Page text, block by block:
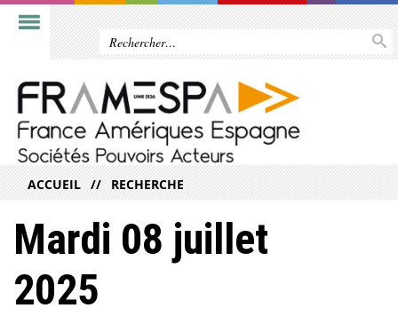
ACCUEIL RECHERCHE
Mardi 08 juillet
2025